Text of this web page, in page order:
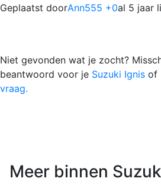
Geplaatst doorAnn555 +0al 5 jaar
Niet gevonden wat je zocht?
beantwoord voor je Suzuki Ignis of
vraag.
Meer binnen